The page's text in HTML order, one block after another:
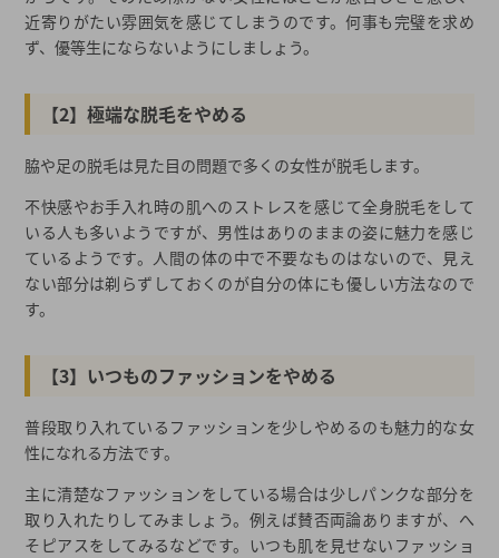
近寄りがたい雰囲気を感じてしまうのです。何事も完璧を求め
ず、優等生にならないようにしましょう。
【2】極端な脱毛をやめる
脇や足の脱毛は見た目の問題で多くの女性が脱毛します。
不快感やお手入れ時の肌へのストレスを感じて全身脱毛をして
いる人も多いようですが、男性はありのままの姿に魅力を感じ
ているようです。人間の体の中で不要なものはないので、見え
ない部分は剃らずしておくのが自分の体にも優しい方法なので
す。
【3】いつものファッションをやめる
普段取り入れているファッションを少しやめるのも魅力的な女
性になれる方法です。
主に清楚なファッションをしている場合は少しパンクな部分を
取り入れたりしてみましょう。例えば賛否両論ありますが、へ
そピアスをしてみるなどです。いつも肌を見せないファッショ